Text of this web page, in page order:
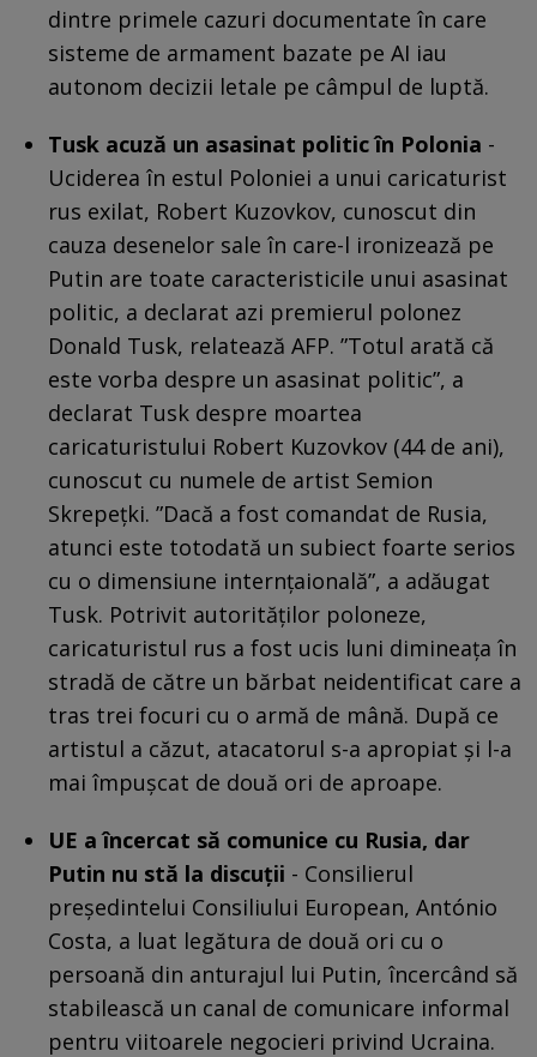
dintre primele cazuri documentate în care
sisteme de armament bazate pe AI iau
autonom decizii letale pe câmpul de luptă.
Tusk acuză un asasinat politic în Polonia -
Uciderea în estul Poloniei a unui caricaturist
rus exilat, Robert Kuzovkov, cunoscut din
cauza desenelor sale în care-l ironizează pe
Putin are toate caracteristicile unui asasinat
politic, a declarat azi premierul polonez
Donald Tusk, relatează AFP. ”Totul arată că
este vorba despre un asasinat politic”, a
declarat Tusk despre moartea
caricaturistului Robert Kuzovkov (44 de ani),
cunoscut cu numele de artist Semion
Skrepeţki. ”Dacă a fost comandat de Rusia,
atunci este totodată un subiect foarte serios
cu o dimensiune internţaională”, a adăugat
Tusk. Potrivit autorităţilor poloneze,
caricaturistul rus a fost ucis luni dimineaţa în
stradă de către un bărbat neidentificat care a
tras trei focuri cu o armă de mână. După ce
artistul a căzut, atacatorul s-a apropiat şi l-a
mai împuşcat de două ori de aproape.
UE a încercat să comunice cu Rusia, dar
Putin nu stă la discuții - Consilierul
președintelui Consiliului European, António
Costa, a luat legătura de două ori cu o
persoană din anturajul lui Putin, încercând să
stabilească un canal de comunicare informal
pentru viitoarele negocieri privind Ucraina.